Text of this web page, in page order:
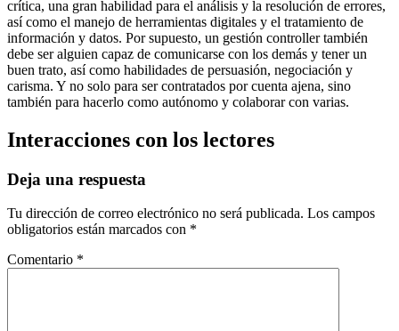
crítica, una gran habilidad para el análisis y la resolución de errores,
así como el manejo de herramientas digitales y el tratamiento de
información y datos. Por supuesto, un gestión controller también
debe ser alguien capaz de comunicarse con los demás y tener un
buen trato, así como habilidades de persuasión, negociación y
carisma. Y no solo para ser contratados por cuenta ajena, sino
también para hacerlo como autónomo y colaborar con varias.
Interacciones con los lectores
Deja una respuesta
Tu dirección de correo electrónico no será publicada. Los campos
obligatorios están marcados con *
Comentario *